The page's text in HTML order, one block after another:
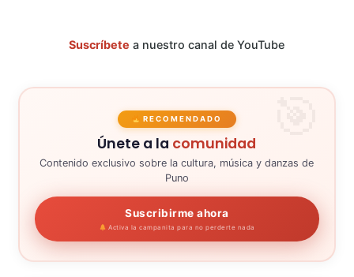
Suscríbete a nuestro canal de YouTube
RECOMENDADO
Únete a la comunidad
Contenido exclusivo sobre la cultura, música y danzas de
Puno
Suscribirme ahora
Activa la campanita para no perderte nada